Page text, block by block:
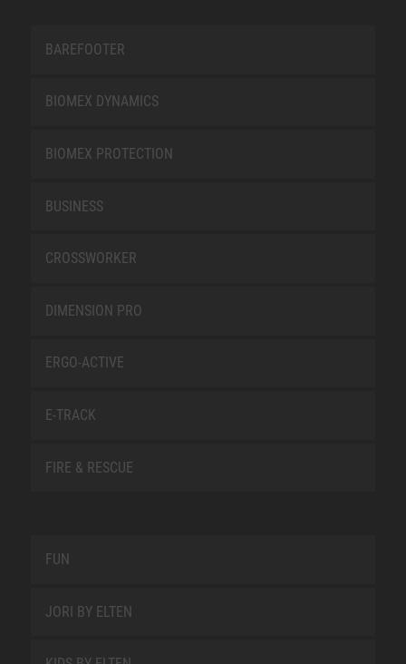
BAREFOOTER
BIOMEX DYNAMICS
BIOMEX PROTECTION
BUSINESS
CROSSWORKER
DIMENSION PRO
ERGO-ACTIVE
E-TRACK
FIRE & RESCUE
FUN
JORI BY ELTEN